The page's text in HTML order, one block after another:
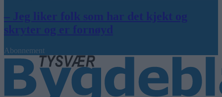
– Jeg liker folk som har det kjekt og
skryter og er fornøyd
Abonnement